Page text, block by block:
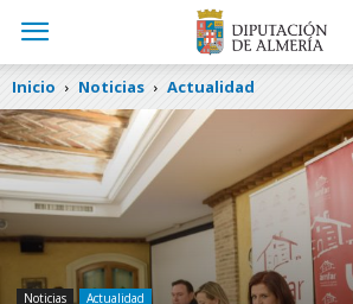
Inicio Noticias Actualidad
Noticias Actualidad